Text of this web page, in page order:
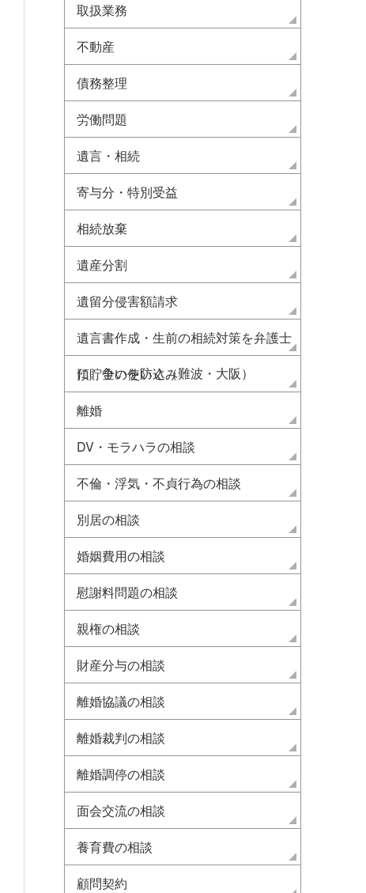
取扱業務
不動産
債務整理
労働問題
遺言・相続
寄与分・特別受益
相続放棄
遺産分割
遺留分侵害額請求
遺言書作成・生前の相続対策を弁護士
に 争いを防ぐ（難波・大阪）
預貯金の使い込み
離婚
DV・モラハラの相談
不倫・浮気・不貞行為の相談
別居の相談
婚姻費用の相談
慰謝料問題の相談
親権の相談
財産分与の相談
離婚協議の相談
離婚裁判の相談
離婚調停の相談
面会交流の相談
養育費の相談
顧問契約